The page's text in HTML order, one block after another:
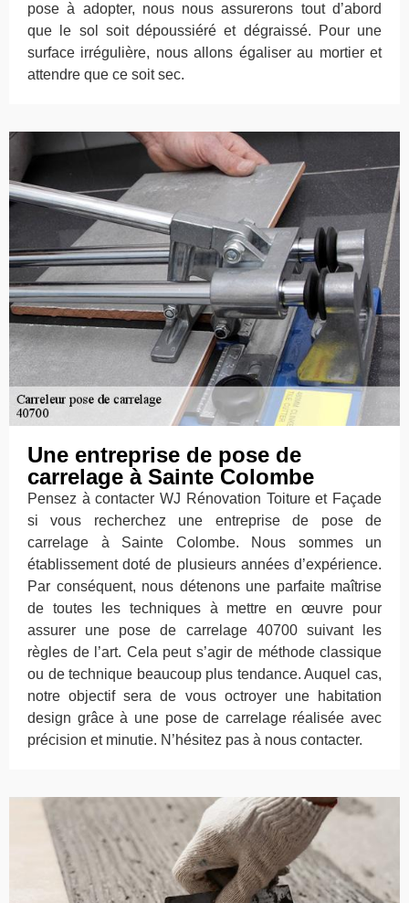
pose à adopter, nous nous assurerons tout d’abord
que le sol soit dépoussiéré et dégraissé. Pour une
surface irrégulière, nous allons égaliser au mortier et
attendre que ce soit sec.
Une entreprise de pose de
carrelage à Sainte Colombe
Pensez à contacter WJ Rénovation Toiture et Façade
si vous recherchez une entreprise de pose de
carrelage à Sainte Colombe. Nous sommes un
établissement doté de plusieurs années d’expérience.
Par conséquent, nous détenons une parfaite maîtrise
de toutes les techniques à mettre en œuvre pour
assurer une pose de carrelage 40700 suivant les
règles de l’art. Cela peut s’agir de méthode classique
ou de technique beaucoup plus tendance. Auquel cas,
notre objectif sera de vous octroyer une habitation
design grâce à une pose de carrelage réalisée avec
précision et minutie. N’hésitez pas à nous contacter.